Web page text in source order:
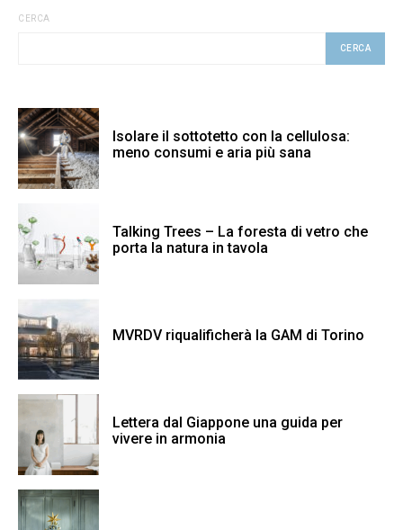
CERCA
CERCA
Isolare il sottotetto con la cellulosa:
meno consumi e aria più sana
Talking Trees – La foresta di vetro che
porta la natura in tavola
MVRDV riqualificherà la GAM di Torino
Lettera dal Giappone una guida per
vivere in armonia